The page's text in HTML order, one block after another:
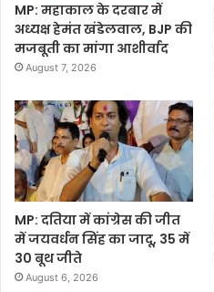
MP: महाकाल के दरबार में
अध्यक्ष हेमंत खंडेलवाल, BJP की
मजबूती का मांगा आशीर्वाद
August 7, 2026
MP: दतिया में कांग्रेस की जीत
में जयवर्धन सिंह का जादू, 35 में
30 बूथ जीते
August 6, 2026